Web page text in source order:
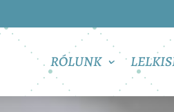
RÓLUNK